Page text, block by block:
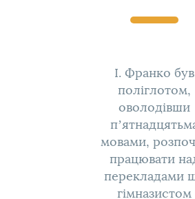
І. Франко був
поліглотом,
оволодівши
мовами,
працювати
перекладами
гімназистом